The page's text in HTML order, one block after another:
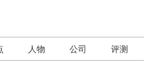
人物 公司 评测